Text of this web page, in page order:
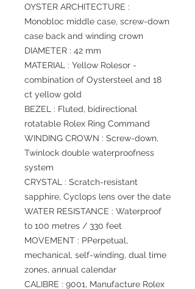
OYSTER ARCHITECTURE :
Monobloc middle case, screw-down
case back and winding crown
DIAMETER : 42 mm
MATERIAL : Yellow Rolesor -
combination of Oystersteel and 18
ct yellow gold
BEZEL : Fluted, bidirectional
rotatable Rolex Ring Command
WINDING CROWN : Screw-down,
Twinlock double waterproofness
system
CRYSTAL : Scratch-resistant
sapphire, Cyclops lens over the date
WATER RESISTANCE : Waterproof
to 100 metres / 330 feet
MOVEMENT : PPerpetual,
mechanical, self-winding, dual time
zones, annual calendar
CALIBRE : 9001, Manufacture Rolex